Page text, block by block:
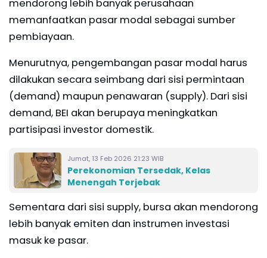
mendorong lebih banyak perusahaan
memanfaatkan pasar modal sebagai sumber
pembiayaan.
Menurutnya, pengembangan pasar modal harus
dilakukan secara seimbang dari sisi permintaan
(demand) maupun penawaran (supply). Dari sisi
demand, BEI akan berupaya meningkatkan
partisipasi investor domestik.
Jumat, 13 Feb 2026 21:23 WIB
Perekonomian Tersedak, Kelas
Menengah Terjebak
Sementara dari sisi supply, bursa akan mendorong
lebih banyak emiten dan instrumen investasi
masuk ke pasar.